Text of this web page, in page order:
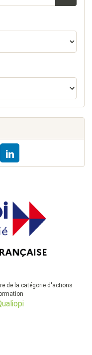
de la catégorie d'actions